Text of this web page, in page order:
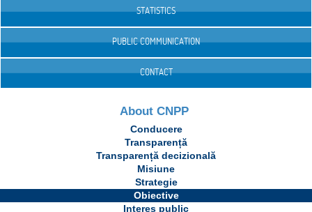
STATISTICS
PUBLIC COMMUNICATION
CONTACT
About CNPP
Conducere
Transparență
Transparență decizională
Misiune
Strategie
Obiective
Interes public